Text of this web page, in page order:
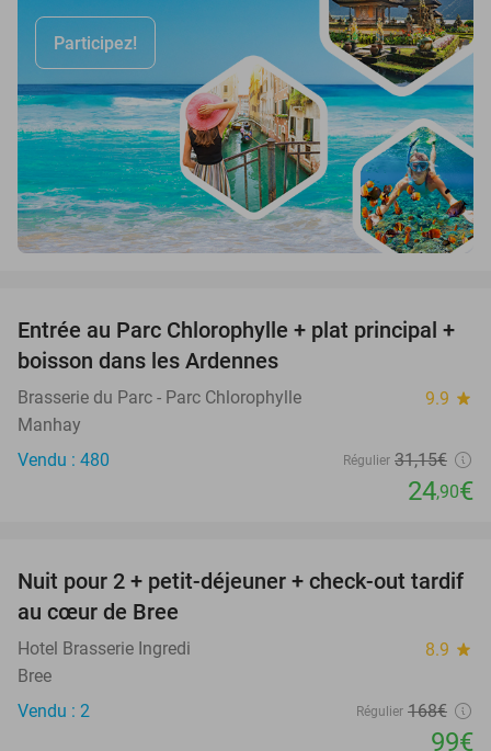
Participez!
20%
Entrée au Parc Chlorophylle + plat principal +
boisson dans les Ardennes
Brasserie du Parc - Parc Chlorophylle 9.9 star
Manhay
Vendu : 480
Régulier 31,15€
24,90€
41%
NEW
TODAY
Nuit pour 2 + petit-déjeuner + check-out tardif
au cœur de Bree
Hotel Brasserie Ingredi 8.9 star
Bree
Vendu : 2
Régulier 168€
99€